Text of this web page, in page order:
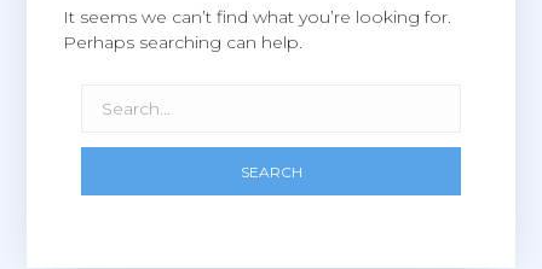
It seems we can’t find what you’re looking for.
Perhaps searching can help.
SEARCH